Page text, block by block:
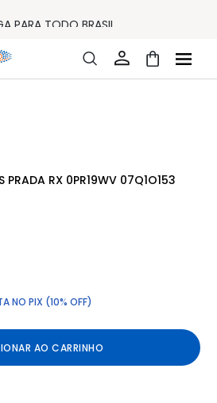
PARA TODO BRASIL
COMBO - CONS. REG.
EM TODO O SITE
(CONSULTE REGULAMENTO)
PRADA RX 0PR19WV 07Q1O153
NO PIX (10% OFF)
AO CARRINHO